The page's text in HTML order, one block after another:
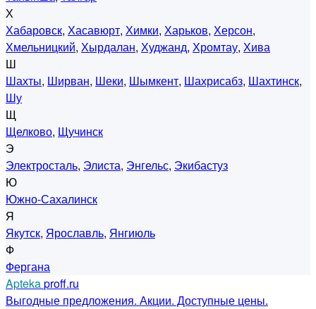
Х
Хабаровск, Хасавюрт, Химки, Харьков, Херсон,
Хмельницкий, Хырдалан, Худжанд, Хромтау, Хива
Ш
Шахты, Ширван, Шеки, Шымкент, Шахрисабз, Шахтинск,
Шу
Щ
Щелково, Щучинск
Э
Электросталь, Элиста, Энгельс, Экибастуз
Ю
Южно-Сахалинск
Я
Якутск, Ярославль, Янгиюль
Ф
Фергана
Aptekaproff.ru
Выгодные предложения. Акции. Доступные цены.